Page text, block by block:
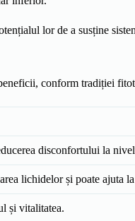
lor de a susține
conform tradiției
disconfortului la
lichidelor și poate ajuta
și vitalitatea.